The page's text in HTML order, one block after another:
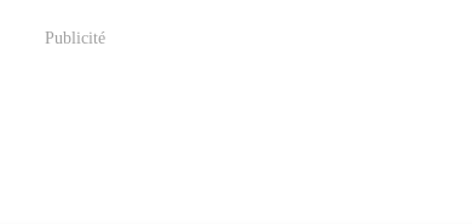
Publicité